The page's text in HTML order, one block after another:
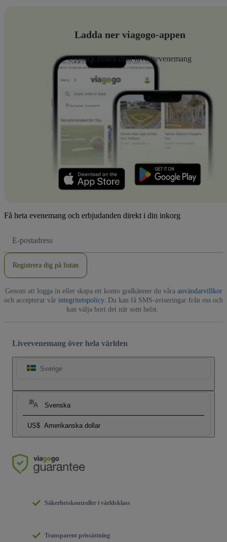
Ladda ner viagogo-appen
Upptäck enkelt dina favoritevenemang
Få heta evenemang och erbjudanden direkt i din inkorg
postadress
Registrera dig på listan
Genom att logga in eller skapa ett konto godkänner du våra användarvillkor
och accepterar vår integritetspolicy. Du kan få SMS-aviseringar från oss och
kan välja bort det när som helst.
Liveevenemang över hela världen
Sverige
Svenska
US$ Amerikanska dollar
Säkerhetskontroller i världsklass
Transparent prissättning